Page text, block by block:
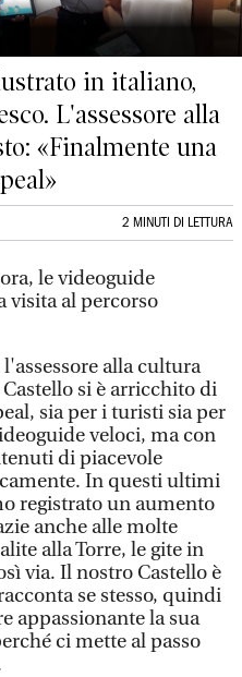
in italiano,
L'assessore alla
«Finalmente una
2 MINUTI DI LETTURA
le videoguide
visita al percorso
alla cultura
si è arricchito di
sia per i turisti sia per
veloci, ma con
di piacevole
In questi ultimi
registrato un aumento
anche alle molte
alla Torre, le gite in
via. Il nostro Castello è
se stesso, quindi
appassionante la sua
ci mette al passo